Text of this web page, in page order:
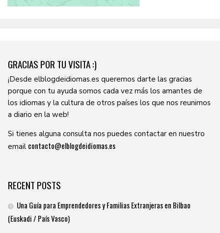
GRACIAS POR TU VISITA :)
¡Desde elblogdeidiomas.es queremos darte las gracias
porque con tu ayuda somos cada vez más los amantes de
los idiomas y la cultura de otros países los que nos reunimos
a diario en la web!
Si tienes alguna consulta nos puedes contactar en nuestro
email contacto@elblogdeidiomas.es
RECENT POSTS
Una Guía para Emprendedores y Familias Extranjeras en Bilbao
(Euskadi / País Vasco)